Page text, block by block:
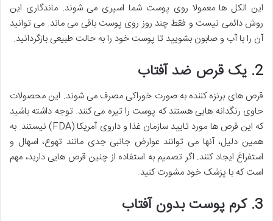
این الکل ها معمولا روی پوست شما اسپری می شوند. ماندگاری این
روش دائمی نیست و فقط چند روز روی پوست باقی می ماند. می توانید
آن را با آب و صابون بشویید تا پوست خود را به حالت طبیعی بازگردانید.
2. یک قرص ضد آفتاب
قرص های برنزه کننده به صورت خوراکی مصرف می شوند. این محصولات
حاوی رنگدانه هایی هستند که پوست را تیره می کنند. توجه داشته باشید
که این قرص ها مورد تایید سازمان غذا و داروی آمریکا (FDA) نیستند. به
همین دلیل، آنها می توانند عوارض جانبی جدی مانند تهوع، اسهال و
استفراغ ایجاد کنند. اگر تصمیم به استفاده از چنین قرص هایی دارید، مهم
است که با پزشک خود مشورت کنید.
3. کرم پوست بدون آفتاب